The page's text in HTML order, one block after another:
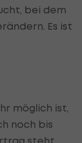
bei dem
Es ist
möglich ist,
noch bis
steht,